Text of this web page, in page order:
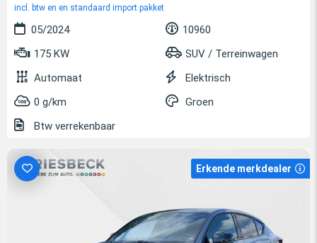
incl. btw en en standaard import pakket
05/2024
10960
175 KW
SUV / Terreinwagen
Automaat
Elektrisch
0 g/km
Groen
Btw verrekenbaar
Erkende merkdealer